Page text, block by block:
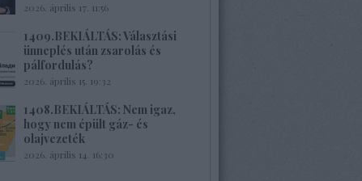
2026. április 17. 11:56
1409.BEKIÁLTÁS: Választási
ünneplés után zsarolás és
pálfordulás?
2026. április 15. 19:32
1408.BEKIÁLTÁS: Nem igaz,
hogy nem épült gáz- és
olajvezeték
2026. április 14. 16:30